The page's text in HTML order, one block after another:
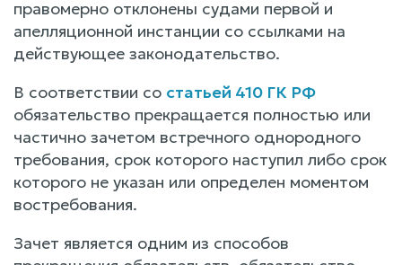
правомерно отклонены судами первой и
апелляционной инстанции со ссылками на
действующее законодательство.
В соответствии со статьей 410 ГК РФ
обязательство прекращается полностью или
частично зачетом встречного однородного
требования, срок которого наступил либо срок
которого не указан или определен моментом
востребования.
Зачет является одним из способов